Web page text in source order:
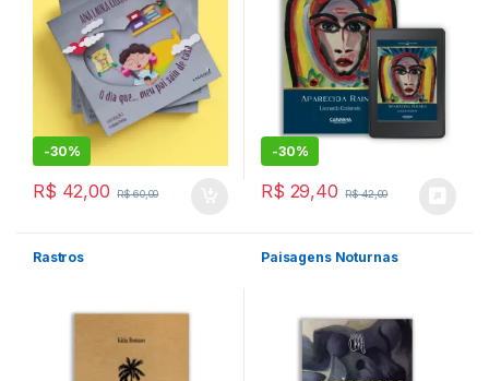
-30%
R$ 42,00 R$60,00
-30%
R$ 29,40 R$42,00
Rastros Paisagens Noturnas